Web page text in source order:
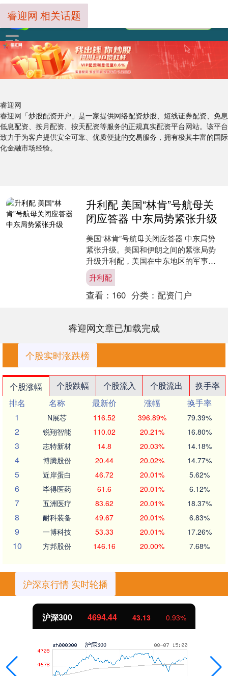
睿迎网
睿迎网「炒股配资开户」是一家提供网络配资炒股、短线证券配资、免息
低息配资、按月配资、按天配资等服务的正规真实配资平台网站。该平台
致力于为客户提供安全可靠、优质便捷的交易服务，拥有极其丰富的国际
化金融市场经验。
睿迎网 相关话题
升利配 美国“林肯”号航母关
闭应答器 中东局势紧张升级
美国“林肯”号航母关闭应答器 中东局势
紧张升级。美国和伊朗之间的紧张局势
升级升利配，美国在中东地区的军事集
结持续进行。亚伯拉罕·林肯号航母打击
群正驶往中东地区，....
升利配
查看： 160 分类： 配资门户
睿迎网文章已加载完成
个股实时涨跌榜
个股涨幅 个股跌幅 个股流入 个股流出
换手率
排名
名称 最新价 涨幅
换手率
1
N展芯 116.52 396.89% 79.39%
2 锐翔智能 110.02 20.21% 16.80%
3 志特新材 14.8 20.03% 14.18%
4 博腾股份 20.44 20.02% 14.77%
5 近岸蛋白 46.72 20.01% 5.62%
6 毕得医药 61.6 20.01% 6.12%
7 五洲医疗 83.62 20.01% 18.37%
8 耐科装备 49.67 20.01% 6.83%
9 一博科技 53.33 20.01% 17.26%
10 方邦股份 146.16 20.00% 7.68%
沪深京行情 实时轮播
沪深300 4694.44 43.13 0.93%